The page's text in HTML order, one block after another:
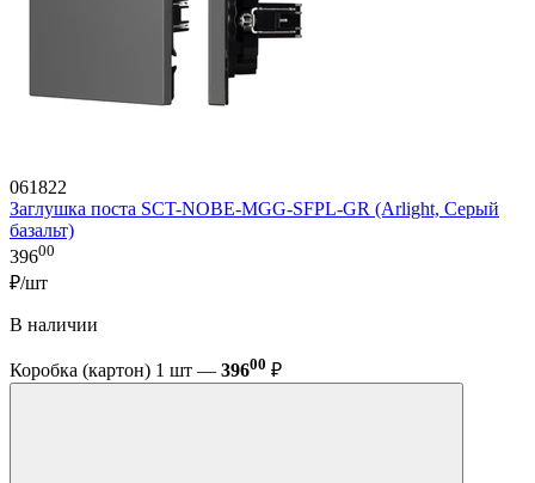
061822
Заглушка поста SCT-NOBE-MGG-SFPL-GR (Arlight, Серый
базальт)
39600
₽/шт
В наличии
Коробка (картон) 1 шт — 39600 ₽